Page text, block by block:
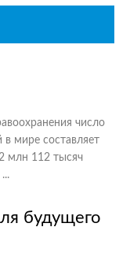
число
мире составляет
млн 112 тысяч
будущего